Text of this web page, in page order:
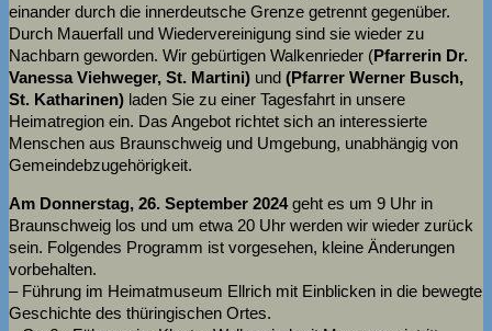
einander durch die innerdeutsche Grenze getrennt gegenüber.
Durch Mauerfall und Wiedervereinigung sind sie wieder zu
Nachbarn geworden. Wir gebürtigen Walkenrieder (Pfarrerin Dr.
Vanessa Viehweger, St. Martini) und (Pfarrer Werner Busch,
St. Katharinen) laden Sie zu einer Tagesfahrt in unsere
Heimatregion ein. Das Angebot richtet sich an interessierte
Menschen aus Braunschweig und Umgebung, unabhängig von
Gemeindebzugehörigkeit.
Am Donnerstag, 26. September 2024geht es um 9 Uhr in
Braunschweig los und um etwa 20 Uhr werden wir wieder zurück
sein. Folgendes Programm ist vorgesehen, kleine Änderungen
vorbehalten.
– Führung im Heimatmuseum Ellrich mit Einblicken in die bewegte
Geschichte des thüringischen Ortes.